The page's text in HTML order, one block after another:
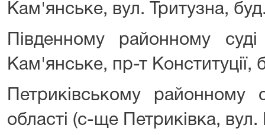
Кам'янське, вул. Тритузна,
Південному районному
Кам'янське, пр-т Конституції,
Петриківському районному
області (с-ще Петриківка,